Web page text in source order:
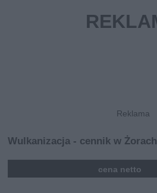
Wulkanizacja - cennik w Żorach
cena netto